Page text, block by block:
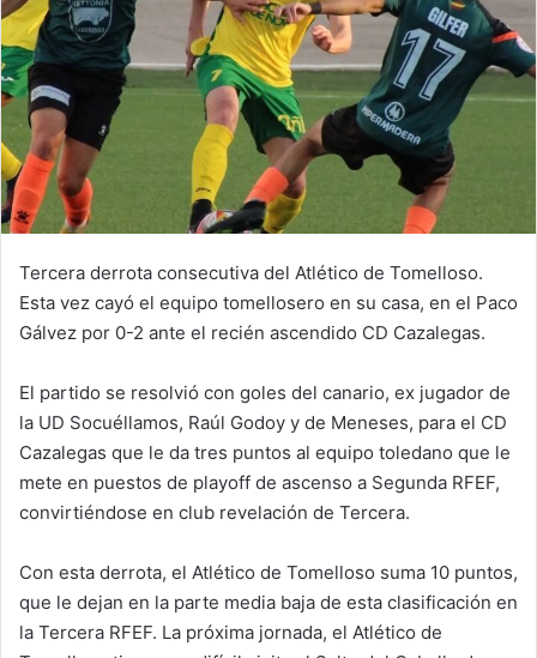
Tercera derrota consecutiva del Atlético de Tomelloso.
Esta vez cayó el equipo tomellosero en su casa, en el Paco
Gálvez por 0-2 ante el recién ascendido CD Cazalegas.
El partido se resolvió con goles del canario, ex jugador de
la UD Socuéllamos, Raúl Godoy y de Meneses, para el CD
Cazalegas que le da tres puntos al equipo toledano que le
mete en puestos de playoff de ascenso a Segunda RFEF,
convirtiéndose en club revelación de Tercera.
Con esta derrota, el Atlético de Tomelloso suma 10 puntos,
que le dejan en la parte media baja de esta clasificación en
la Tercera RFEF. La próxima jornada, el Atlético de